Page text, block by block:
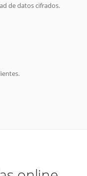
de datos cifrados.